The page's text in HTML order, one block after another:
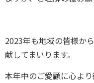
2023年も地域の皆様か
献してまいります。
本年中のご愛顧に心よ